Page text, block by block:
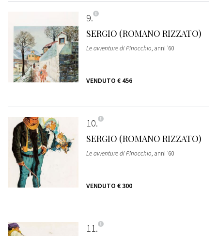
9
SERGIO (ROMANO RIZZATO)
Le avventure di Pinocchio, anni '60
VENDUTO € 456
10
SERGIO (ROMANO RIZZATO)
Le avventure di Pinocchio, anni '60
VENDUTO € 300
11